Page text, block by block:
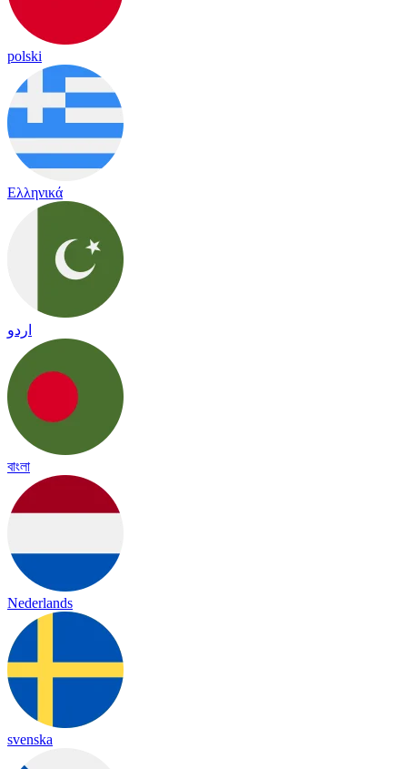
polski
Ελληνικά
اردو
বাংলা
Nederlands
svenska